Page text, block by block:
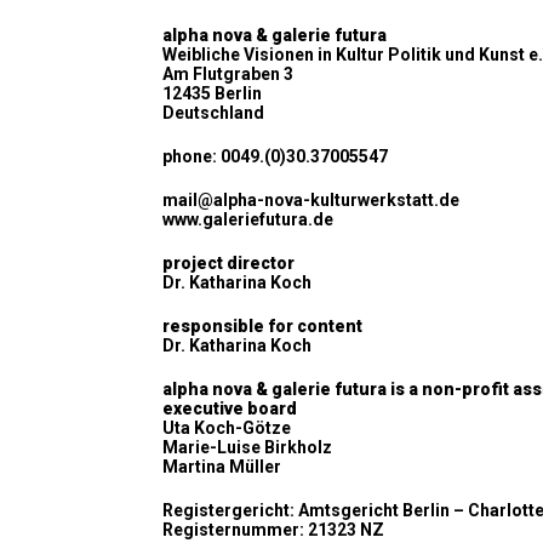
alpha nova & galerie futura
Weibliche Visionen in Kultur Politik und Kunst
Am Flutgraben 3
12435 Berlin
Deutschland
phone: 0049.(0)30.37005547
mail@alpha-nova-kulturwerkstatt.de
www.galeriefutura.de
project director
Dr. Katharina Koch
responsible for content
Dr. Katharina Koch
alpha nova & galerie futura is a non-profit
executive board
Uta Koch-Götze
Marie-Luise Birkholz
Martina Müller
Registergericht: Amtsgericht Berlin –
Registernummer: 21323 NZ